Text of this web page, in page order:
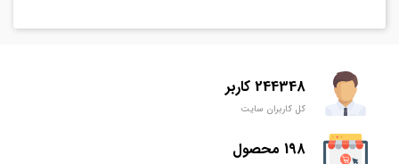
244348 کاربر
کل کاربران سایت
198 محصول